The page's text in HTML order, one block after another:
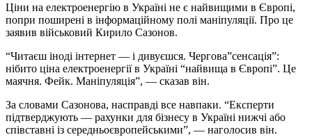
Ціни на електроенергію в Україні не є найвищими в Європі,
попри поширені в інформаційному полі маніпуляції. Про це
заявив військовий Кирило Сазонов.
“Читаєш іноді інтернет — і дивуєшся. Чергова”сенсація”:
нібито ціна електроенергії в Україні “найвища в Європі”. Це
маячня. Фейк. Маніпуляція”, — сказав він.
За словами Сазонова, насправді все навпаки. “Експерти
підтверджують — рахунки для бізнесу в Україні нижчі або
співставні із середньоєвропейськими”, — наголосив він.